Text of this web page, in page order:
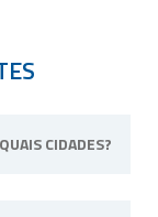
CIDADES?